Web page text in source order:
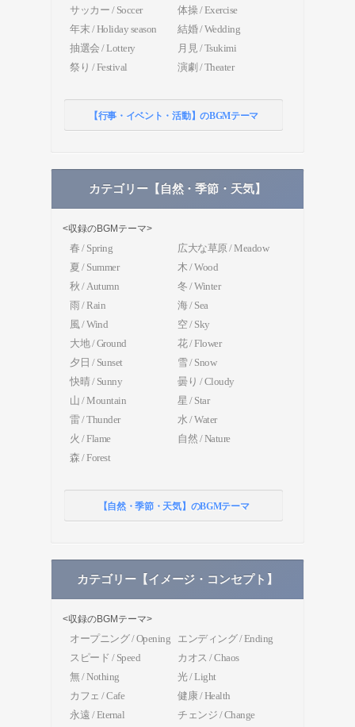
サッカー / Soccer
体操 / Exercise
年末 / Holiday season
結婚 / Wedding
抽選会 / Lottery
月見 / Tsukimi
祭り / Festival
演劇 / Theater
【行事・イベント・活動】のBGMテーマ
カテゴリー【自然・季節・天気】
<収録のBGMテーマ>
春 / Spring
広大な草原 / Meadow
夏 / Summer
木 / Wood
秋 / Autumn
冬 / Winter
雨 / Rain
海 / Sea
風 / Wind
空 / Sky
大地 / Ground
花 / Flower
夕日 / Sunset
雪 / Snow
快晴 / Sunny
曇り / Cloudy
山 / Mountain
星 / Star
雷 / Thunder
水 / Water
火 / Flame
自然 / Nature
森 / Forest
【自然・季節・天気】のBGMテーマ
カテゴリー【イメージ・コンセプト】
<収録のBGMテーマ>
オープニング / Opening
エンディング / Ending
スピード / Speed
カオス / Chaos
無 / Nothing
光 / Light
カフェ / Cafe
健康 / Health
永遠 / Eternal
チェンジ / Change